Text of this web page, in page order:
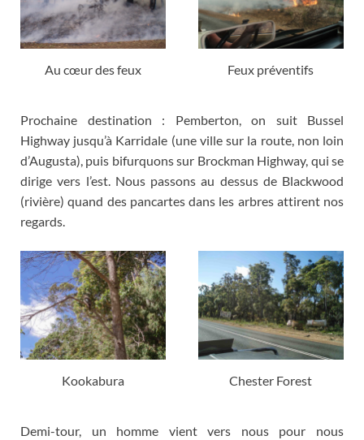
Au cœur des feux Feux préventifs
Prochaine destination : Pemberton, on suit Bussel
Highway jusqu’à Karridale (une ville sur la route, non loin
d’Augusta), puis bifurquons sur Brockman Highway, qui se
dirige vers l’est. Nous passons au dessus de Blackwood
(rivière)quand des pancartes dans les arbres attirent nos
regards.
Kookabura Chester Forest
Demi-tour, un homme vient vers nous pour nous